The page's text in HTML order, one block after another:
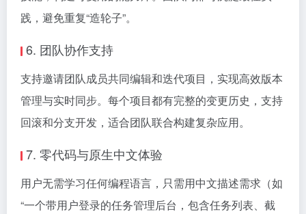
践，避免重复“造轮子”。
6. 团队协作支持
支持邀请团队成员共同编辑和迭代项目，实现高效版本
管理与实时同步。每个项目都有完整的变更历史，支持
回滚和分支开发，适合团队联合构建复杂应用。
7. 零代码与原生中文体验
用户无需学习任何编程语言，只需用中文描述需求（如
“一个带用户登录的任务管理后台，包含任务列表、截